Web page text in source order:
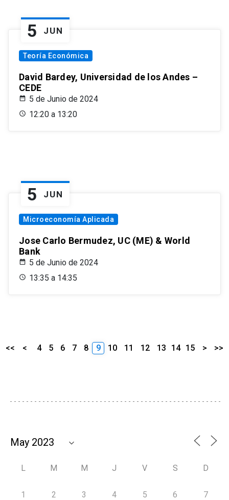
5 JUN
Teoría Económica
David Bardey, Universidad de los Andes –
CEDE
5 de Junio de 2024
12:20 a 13:20
5 JUN
Microeconomía Aplicada
Jose Carlo Bermudez, UC (ME) & World
Bank
5 de Junio de 2024
13:35 a 14:35
<< < 4 5 6 7 8 9 10 11 12 13 14 15 > >>
L M M J V S D
1 2 3 4 5 6 7